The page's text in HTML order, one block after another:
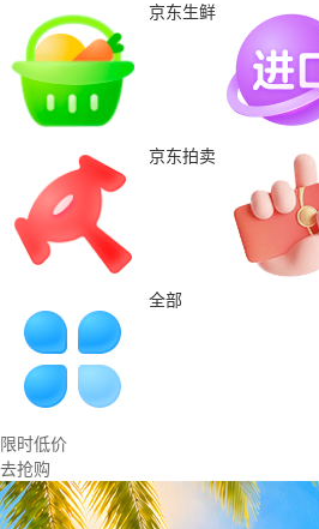
京东生鲜
京东拍卖
全部
限时低价
去抢购